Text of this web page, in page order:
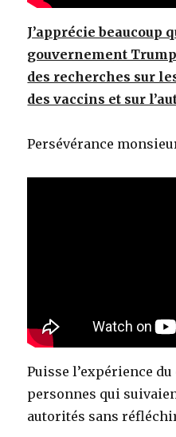
J’apprécie beaucoup
gouvernement
des recherches sur
des vaccins et sur
Persévérance
Puisse l’expérience
personnes qui
autorités sans